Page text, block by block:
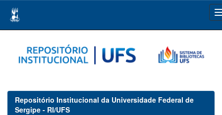
navigation
Repositório Institucional da Universidade Federal de
Sergipe - RI/UFS